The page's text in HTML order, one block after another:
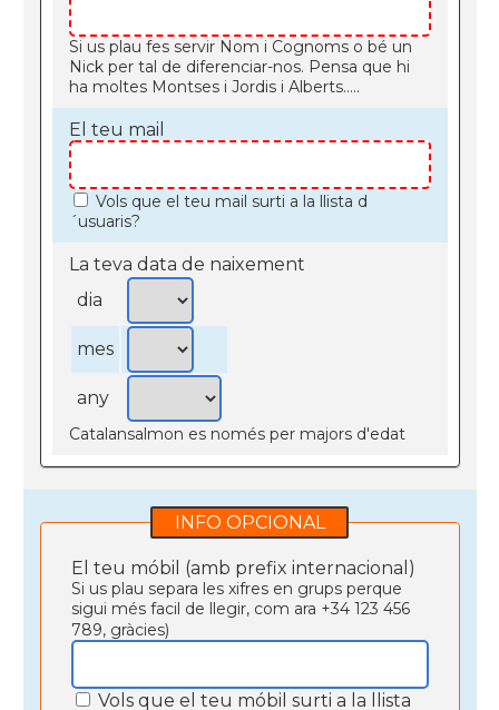
Si us plau fes servir Nom i Cognoms o bé un
Nick per tal de diferenciar-nos. Pensa que hi
ha moltes Montses i Jordis i Alberts.....
El teu mail
Vols que el teu mail surti a la llista d
´usuaris?
La teva data de naixement
dia
mes
any
Catalansalmon es només per majors d'edat
INFO OPCIONAL
El teu móbil (amb prefix internacional)
Si us plau separa les xifres en grups perque
sigui més facil de llegir, com ara +34 123 456
789, gràcies)